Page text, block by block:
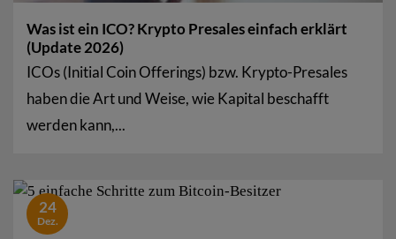
Was ist ein ICO? Krypto Presales einfach erklärt
(Update 2026)
ICOs (Initial Coin Offerings) bzw. Krypto-Presales
haben die Art und Weise, wie Kapital beschafft
werden kann,...
24
Dez.